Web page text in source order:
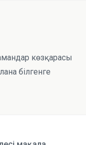
көзқарасы
білгенге